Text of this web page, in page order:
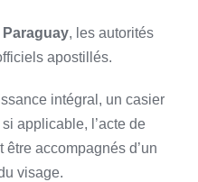
, les autorités
apostillés.
intégral, un casier
applicable, l’acte de
accompagnés d’un
visage.